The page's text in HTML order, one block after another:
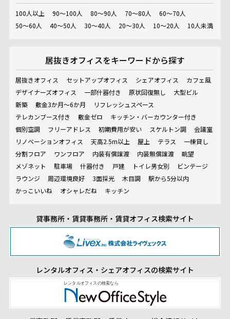
100人以上 90～100人 80～90人 70～80人
60～70人
50～60人
40～50人 30～40人 20～30人 10～20人 10人未満
居抜きオフィスをキーワードから探す
居抜きオフィス セットアップオフィス シェアオフィス
カフェ風
デザイナーズオフィス
一部什器付き 原状回復無し
大型ビル
新築
敷金3か月～6か月
リフレッシュスペース
テレカンブース付き
敷金ゼロ
キッチン・バーカウンター付き
個別空調
フリーアドレス 初期費用が安い スケルトン調
会議室
リノベーションオフィス
天高2.5m以上 屋上 テラス
一棟貸し
分割フロア
ワンフロア 内装有償譲渡 内装無償譲渡
眺望
メゾネット
駐車場 什器付き 戸建 トイレ男女別
ビンテージ
ラウンジ
周辺環境良好 3面採光 木目調
駅から5分以内
かっこいいね
オシャレだね キッチン
貸事務所・賃貸事務所・賃貸オフィス検索サイト
レンタルオフィス・シェアオフィスの検索サイト